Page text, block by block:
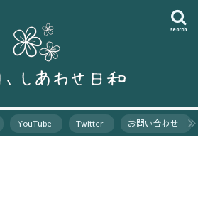
search
YouTube Twitter お問い合わせ